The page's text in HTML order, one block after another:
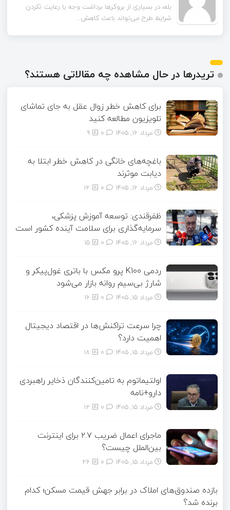
بله، در بسیاری از بروکرها برداشت وجه یا رعایت نکردن
شرایط طرح می‌تواند باعث کاهش...
تریدرها در حال مشاهده چه مقالاتی هستند؟
برای کاهش خطر زوال عقل به جای تماشای
تلویزیون مطالعه کنید
مرداد ۱۶, ۱۴۰۵ 9
باغچه‌های خانگی در کاهش خطر ابتلا به
دیابت موثرند
مرداد ۱۶, ۱۴۰۵ 12
ظفرقندی: توسعه آموزش پزشکی،
سرمایه‌گذاری برای سلامت آینده کشور است
مرداد ۱۶, ۱۴۰۵ 15
ردمی K100 پرو مکس با باتری غول‌پیکر و
شارژ بی‌سیم روانه بازار می‌شود
مرداد ۱۵, ۱۴۰۵ 16
چرا سرعت تراکنش‌ها در اقتصاد دیجیتال
اهمیت دارد؟
مرداد ۱۵, ۱۴۰۵ 18
اولتیماتوم به تامین‌کنندگان ذخایر راهبردی
دارو+نامه
مرداد ۱۵, ۱۴۰۵ 12
ماجرای اعمال ضریب ۲.۷ برای اینترنت
بین‌الملل چیست؟
مرداد ۱۵, ۱۴۰۵ 26
بازده صندوق‌های املاک در برابر جهش قیمت مسکن؛ کدام
برنده شد؟